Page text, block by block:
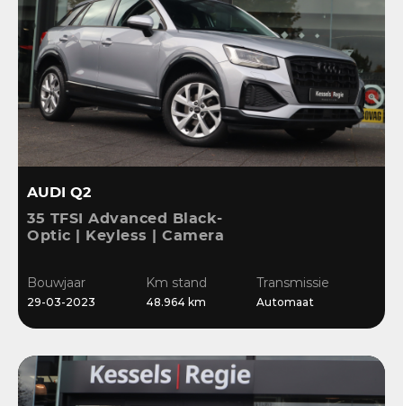
AUDI Q2
35 TFSI Advanced Black-
Optic | Keyless | Camera
Sensoren | DAB
Bouwjaar
29-03-2023
Km stand
48.964 km
Transmissie
Automaat